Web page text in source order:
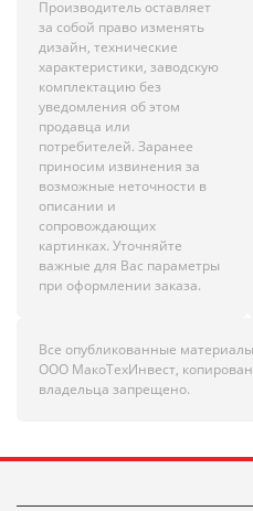
Производитель оставляет
за собой право изменять
дизайн, технические
характеристики, заводскую
комплектацию без
уведомления об этом
продавца или
потребителей. Заранее
приносим извинения за
возможные неточности в
описании и
сопровождающих
картинках. Уточняйте
важные для Вас параметры
при оформлении заказа.
Все опубликованные
ООО МакоТехИнвест,
владельца запрещено.